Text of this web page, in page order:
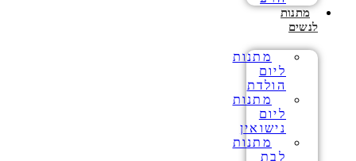
מתנות
לנשים
מתנות
ליום
הולדת
מתנות
ליום
נישואין
מתנות
לבת